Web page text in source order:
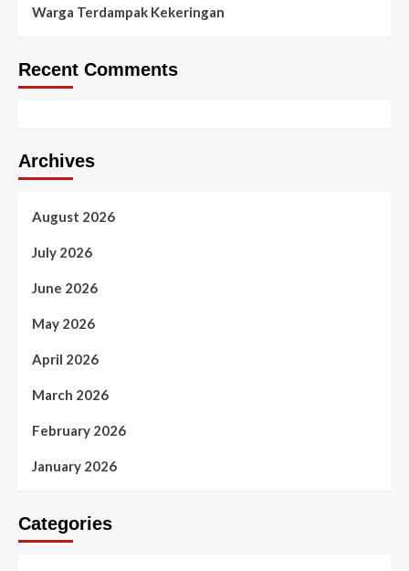
Warga Terdampak Kekeringan
Recent Comments
Archives
August 2026
July 2026
June 2026
May 2026
April 2026
March 2026
February 2026
January 2026
Categories